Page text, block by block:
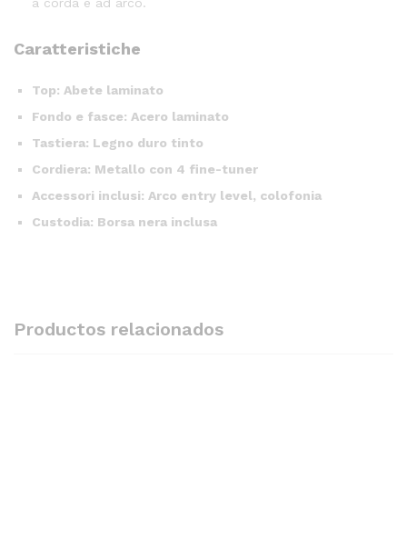
Caratteristiche
Top: Abete laminato
Fondo e fasce: Acero laminato
Tastiera: Legno duro tinto
Cordiera: Metallo con 4 fine-tuner
Accessori inclusi: Arco entry level, colofonia
Custodia: Borsa nera inclusa
Productos relacionados